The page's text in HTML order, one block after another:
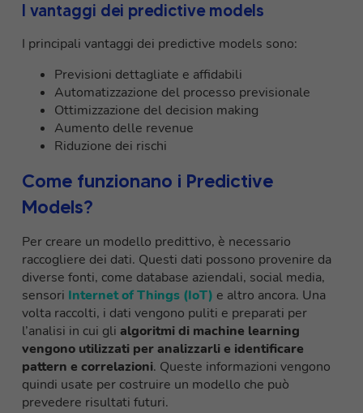
I vantaggi dei predictive models
I principali vantaggi dei predictive models sono:
Previsioni dettagliate e affidabili
Automatizzazione del processo previsionale
Ottimizzazione del decision making
Aumento delle revenue
Riduzione dei rischi
Come funzionano i Predictive
Models?
Per creare un modello predittivo, è necessario
raccogliere dei dati. Questi dati possono provenire da
diverse fonti, come database aziendali, social media,
sensori Internet of Things (IoT) e altro ancora. Una
volta raccolti, i dati vengono puliti e preparati per
l’analisi in cui gli algoritmi di machine learning
vengono utilizzati per analizzarli e identificare
pattern e correlazioni. Queste informazioni vengono
quindi usate per costruire un modello che può
prevedere risultati futuri.